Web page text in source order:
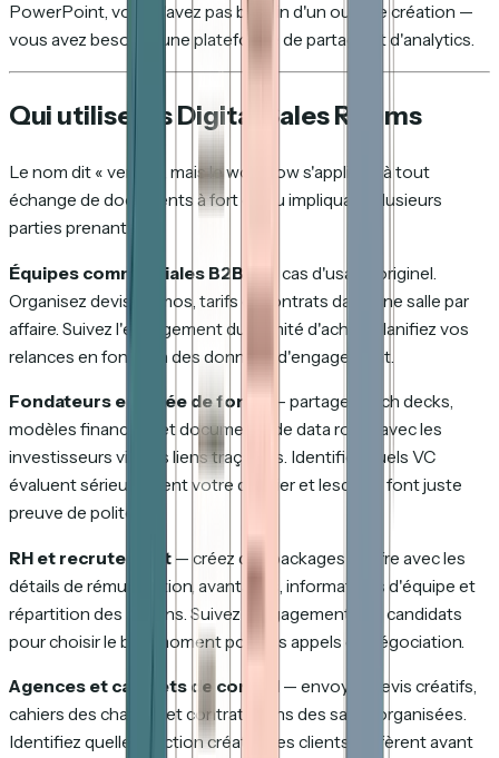
PowerPoint, vous n'avez pas besoin d'un outil de création —
vous avez besoin d'une plateforme de partage et d'analytics.
Qui utilise les Digital Sales Rooms
Le nom dit « vente », mais le workflow s'applique à tout
échange de documents à fort enjeu impliquant plusieurs
parties prenantes.
Équipes commerciales B2B — le cas d'usage originel.
Organisez devis, démos, tarifs et contrats dans une salle par
affaire. Suivez l'engagement du comité d'achat. Planifiez vos
relances en fonction des données d'engagement.
Fondateurs en levée de fonds
— partagez pitch decks,
modèles financiers et documents de data room avec les
investisseurs via des liens traçables. Identifiez quels VC
évaluent sérieusement votre dossier et lesquels font juste
preuve de politesse.
RH et recrutement — créez des packages d'offre avec les
détails de rémunération, avantages, informations d'équipe et
répartition des actions. Suivez l'engagement des candidats
pour choisir le bon moment pour les appels de négociation.
Agences et cabinets de conseil — envoyez devis créatifs,
cahiers des charges et contrats dans des salles organisées.
Identifiez quelle direction créative les clients préfèrent avant